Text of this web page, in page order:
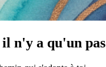
il n'y a qu'un pas